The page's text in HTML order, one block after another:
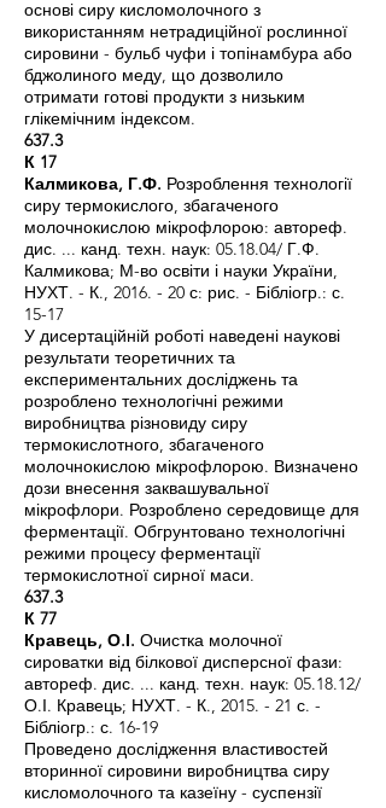
основі сиру кисломолочного з
використанням нетрадиційної рослинної
сировини - бульб чуфи і топінамбура або
бджолиного меду, що дозволило
отримати готові продукти з низьким
глікемічним індексом.
637.3
К 17
Калмикова, Г.Ф. Розроблення технології
сиру термокислого, збагаченого
молочнокислою мікрофлорою: автореф.
дис. ... канд. техн. наук: 05.18.04/ Г.Ф.
Калмикова; М-во освіти і науки України,
НУХТ. - К., 2016. - 20 с: рис. - Бібліогр.: с.
15-17
У дисертаційній роботі наведені наукові
результати теоретичних та
експериментальних досліджень та
розроблено технологічні режими
виробництва різновиду сиру
термокислотного, збагаченого
молочнокислою мікрофлорою. Визначено
дози внесення заквашувальної
мікрофлори. Розроблено середовище для
ферментації. Обгрунтовано технологічні
режими процесу ферментації
термокислотної сирної маси.
637.3
К 77
Кравець, О.І. Очистка молочної
сироватки від білкової дисперсної фази:
автореф. дис. ... канд. техн. наук: 05.18.12/
О.І. Кравець; НУХТ. - К., 2015. - 21 с. -
Бібліогр.: с. 16-19
Проведено дослідження властивостей
вторинної сировини виробництва сиру
кисломолочного та казеїну - суспензії